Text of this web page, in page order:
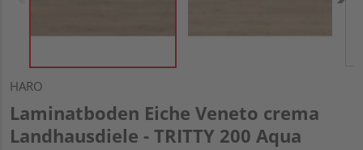
HARO
Laminatboden Eiche Veneto crema
Landhausdiele - TRITTY 200 Aqua